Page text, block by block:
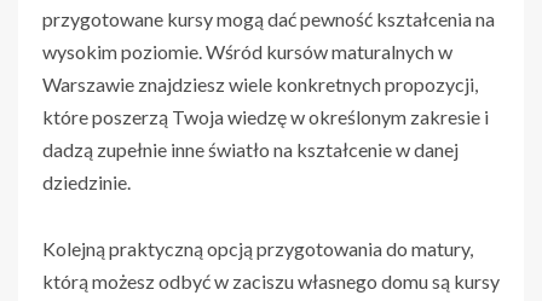
przygotowane kursy mogą dać pewność kształcenia na
wysokim poziomie. Wśród kursów maturalnych w
Warszawie znajdziesz wiele konkretnych propozycji,
które poszerzą Twoja wiedzę w określonym zakresie i
dadzą zupełnie inne światło na kształcenie w danej
dziedzinie.
Kolejną praktyczną opcją przygotowania do matury,
którą możesz odbyć w zaciszu własnego domu są kursy